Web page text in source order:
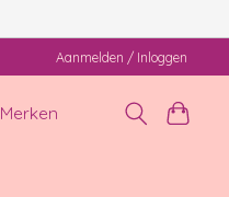
Aanmelden / Inloggen
Merken